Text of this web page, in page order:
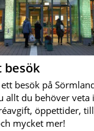
besök på
allt du behöver
öppettider,
mycket mer!